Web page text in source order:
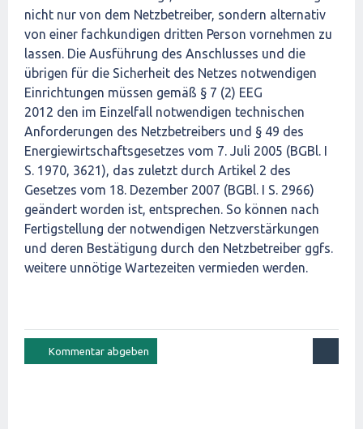
nicht nur von dem Netzbetreiber, sondern alternativ
von einer fachkundigen dritten Person vornehmen zu
lassen. Die Ausführung des Anschlusses und die
übrigen für die Sicherheit des Netzes notwendigen
Einrichtungen müssen gemäß § 7 (2) EEG
2012 den im Einzelfall notwendigen technischen
Anforderungen des Netzbetreibers und § 49 des
Energiewirtschaftsgesetzes vom 7. Juli 2005 (BGBl. I
S. 1970, 3621), das zuletzt durch Artikel 2 des
Gesetzes vom 18. Dezember 2007 (BGBl. I S. 2966)
geändert worden ist, entsprechen. So können nach
Fertigstellung der notwendigen Netzverstärkungen
und deren Bestätigung durch den Netzbetreiber ggfs.
weitere unnötige Wartezeiten vermieden werden.